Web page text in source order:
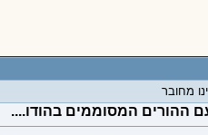
ההורים המסוממים בהודו....